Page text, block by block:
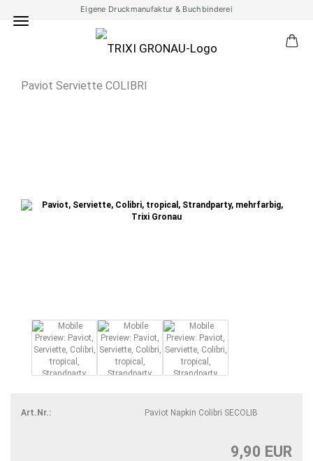
Eigene Druckmanufaktur & Buchbinderei
Paviot Serviette COLIBRI
Art.Nr.: Paviot Napkin Colibri SECOLIB
9,90 EUR